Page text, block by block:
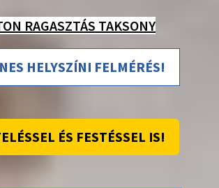
RAGASZTÁS TAKSONY
HELYSZÍNI FELMÉRÉS!
ÉS FESTÉSSEL IS!